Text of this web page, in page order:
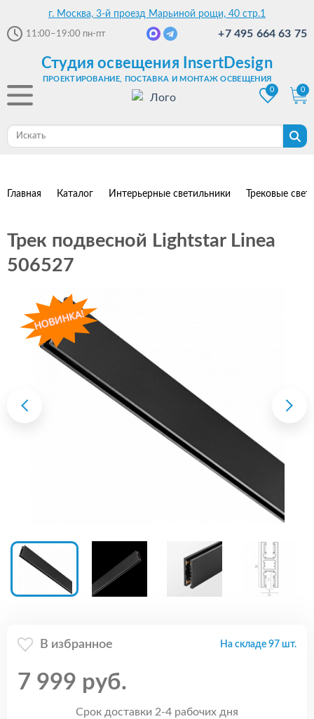
г. Москва, 3-й проезд Марьиной рощи, 40 стр.1
11:00–19:00 пн-пт +7 495 664 63 75
Студия освещения InsertDesign
ПРОЕКТИРОВАНИЕ, ПОСТАВКА И МОНТАЖ ОСВЕЩЕНИЯ
0
0
Главная Каталог Интерьерные светильники Трековые
Трек подвесной Lightstar Linea
506527
В избранное На складе 97 шт.
7 999 руб.
Срок доставки 2-4 рабочих дня